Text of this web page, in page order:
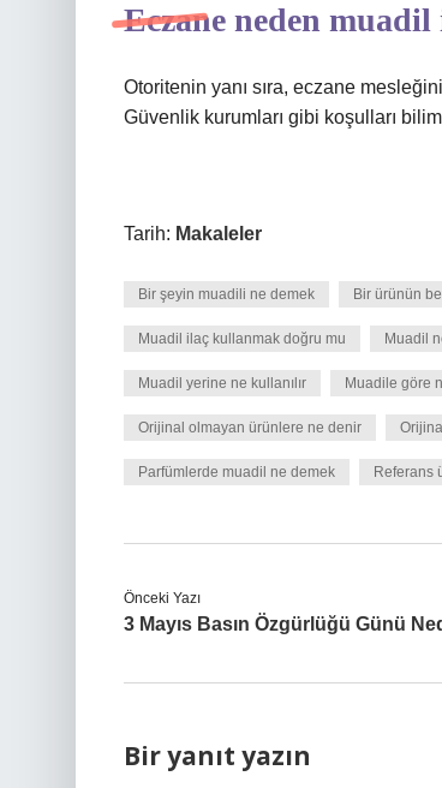
Eczane neden
Otoritenin yanı sıra, eczane
Güvenlik kurumları gibi koşulları
Tarih: Makaleler
Bir şeyin muadili ne demek Bir ürünün
Muadil ilaç kullanmak doğru mu Muadil
Muadil yerine ne kullanılır Muadile göre
Orijinal olmayan ürünlere ne denir
Parfümlerde muadil ne demek Referans
Önceki Yazı
3 Mayıs Basın Özgürlüğü Günü
Bir yanıt yazın